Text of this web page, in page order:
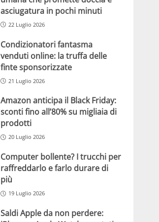
asciugatura in pochi minuti
22 Luglio 2026
Condizionatori fantasma
venduti online: la truffa delle
finte sponsorizzate
21 Luglio 2026
Amazon anticipa il Black Friday:
sconti fino all’80% su migliaia di
prodotti
20 Luglio 2026
Computer bollente? I trucchi per
raffreddarlo e farlo durare di
più
19 Luglio 2026
Saldi Apple da non perdere: